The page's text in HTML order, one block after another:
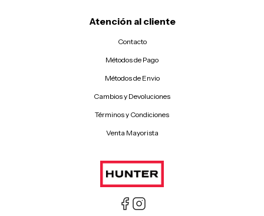
Atención al cliente
Contacto
Métodos de Pago
Métodos de Envio
Cambios y Devoluciones
Términos y Condiciones
Venta Mayorista